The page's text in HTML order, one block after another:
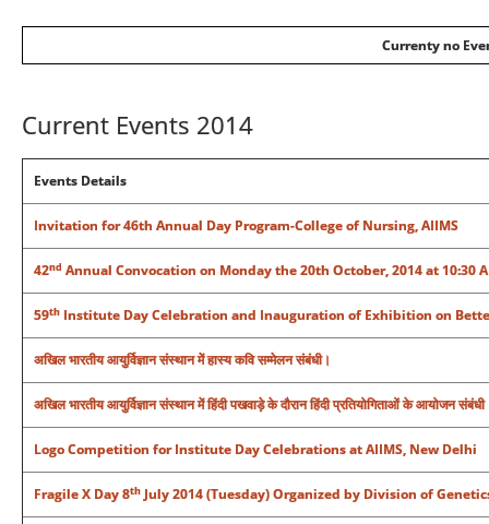
Currenty no
Current Events 2014
Events Details
Invitation for 46th Annual Day Program-College of Nursing, AIIMS
42nd Annual Convocation on Monday the 20th October, 2014 at 10:30
59th Institute Day Celebration and Inauguration of Exhibition on
अखिल भारतीय आयुर्विज्ञान संस्‍थान में हास्य कवि सम्मेलन संबंधी।
अखिल भारतीय आयुर्विज्ञान संस्‍थान में हिंदी पखवाड़े के दौरान हिंदी प्रतियोगिताओं के आयोजन
Logo Competition for Institute Day Celebrations at AIIMS, New Delhi
Fragile X Day 8th July 2014 (Tuesday) Organized by Division of